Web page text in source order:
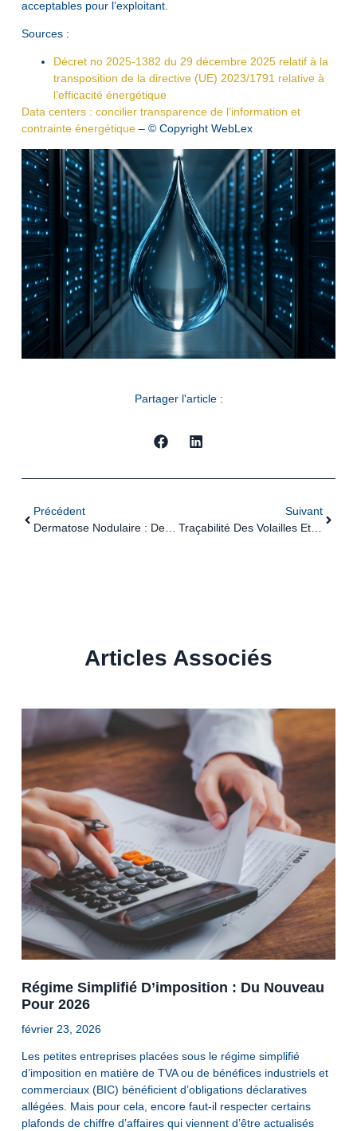
acceptables pour l’exploitant.
Sources :
Décret no 2025-1382 du 29 décembre 2025 relatif à la
transposition de la directive (UE) 2023/1791 relative à
l’efficacité énergétique
Data centers : concilier transparence de l’information et
contrainte énergétique – © Copyright WebLex
Partager l'article :
Précédent
Dermatose Nodulaire : Des Restrictions Renforcées
Suivant
Traçabilité Des Volailles Et Oiseaux : Évolution Des Obligations Déclaratives
Articles Associés
Régime Simplifié D’imposition : Du Nouveau
Pour 2026
février 23, 2026
Les petites entreprises placées sous le régime simplifié
d’imposition en matière de TVA ou de bénéfices industriels et
commerciaux (BIC) bénéficient d’obligations déclaratives
allégées. Mais pour cela, encore faut-il respecter certains
plafonds de chiffre d’affaires qui viennent d’être actualisés